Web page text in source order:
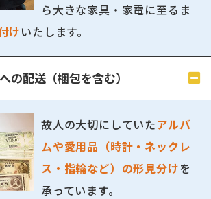
ら大きな家具・家電に至るま
けいたします。
の配送（梱包を含む）
故人の大切にしていたアルバ
ムや愛用品（時計・ネックレ
ス・指輪など）の形見分けを
承っています。